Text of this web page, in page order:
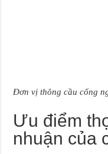
Đơn vị thông cầu cống
Ưu điểm
nhuận của